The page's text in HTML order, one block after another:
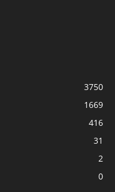
3750
1669
416
31
2
0